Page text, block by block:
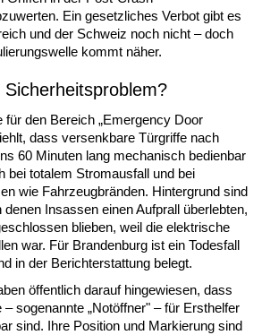
Ein gesetzliches Verbot gibt es
und der Schweiz noch nicht – doch
kommt näher.
für den Bereich „Emergency Door
dass versenkbare Türgriffe nach
60 Minuten lang mechanisch bedienbar
bei totalem Stromausfall und bei
wie Fahrzeugbränden. Hintergrund sind
Insassen einen Aufprall überlebten,
blieben, weil die elektrische
war. Für Brandenburg ist ein Todesfall
in der Berichterstattung belegt.
öffentlich darauf hingewiesen, dass
sogenannte „Notöffner" – für Ersthelfer
sind. Ihre Position und Markierung sind